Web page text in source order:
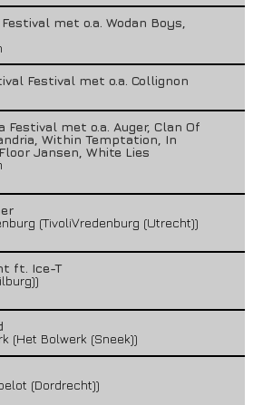
met o.a. Wodan Boys,
Festival met o.a. Collignon
Festival met o.a. Auger, Clan Of
Within Temptation, In
Jansen, White Lies
(TivoliVredenburg (Utrecht))
ft. Ice-T
(Het Bolwerk (Sneek))
(Dordrecht))